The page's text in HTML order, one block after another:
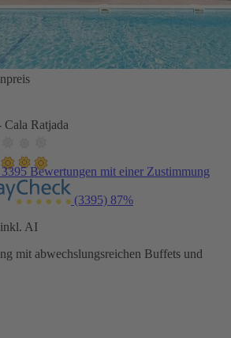
Ratjada
Bewertungen mit einer Zustimmung
(3395) 87%
inkl. AI
mit abwechslungsreichen Buffets und